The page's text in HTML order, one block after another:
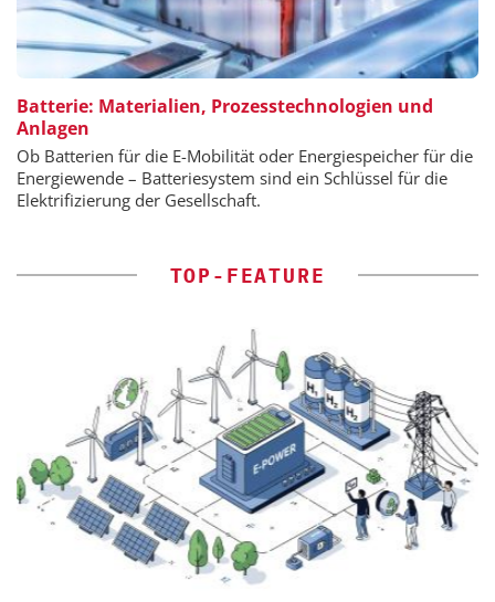
Batterie: Materialien, Prozesstechnologien und
Anlagen
Ob Batterien für die E-Mobilität oder Energiespeicher für die
Energiewende – Batteriesystem sind ein Schlüssel für die
Elektrifizierung der Gesellschaft.
TOP-FEATURE